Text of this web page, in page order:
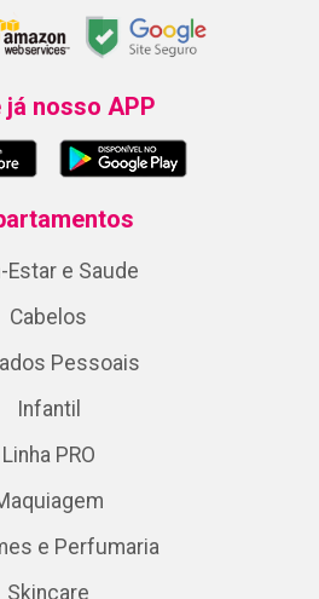
já nosso APP
Estar e Saude
Cabelos
Pessoais
Infantil
Linha PRO
e Perfumaria
Skincare